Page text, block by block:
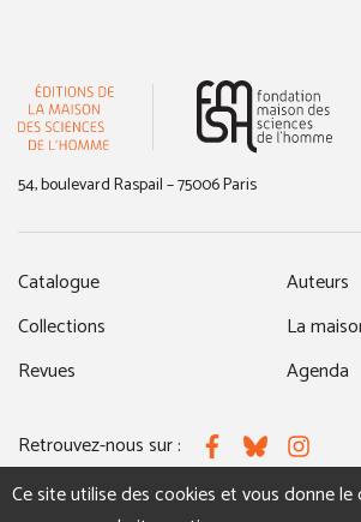
54, boulevard Raspail – 75006 Paris
Catalogue
Collections
Revues
Auteurs
La
Agenda
Retrouvez-nous sur : FacebookBlueskyInstagram
Ce site utilise des cookies et vous donne